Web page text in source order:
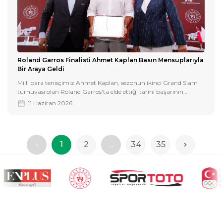
Roland Garros Finalisti Ahmet Kaplan Basın Mensuplarıyla
Bir Araya Geldi
Milli para tenisçimiz Ahmet Kaplan, sezonun ikinci Grand Slam
turnuvası olan Roland Garros'ta elde ettiği tarihi başarının
ardından, Gençlik ve Spor Bakan Yardımcısı Hamza Yerlikaya ve
11 Haziran 2026
1 2 ... 34 35